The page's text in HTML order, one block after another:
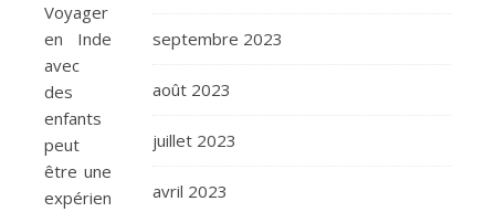
Voyager
en Inde
avec
des
enfants
peut
être une
expérience
septembre 2023
août 2023
juillet 2023
avril 2023